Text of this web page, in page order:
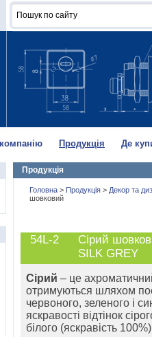
Продукція Де
Продукція
Головна > Продукція > Декор та
шовковий
54L-2
Сірий
SILK GREY
Сірий – це
отримуються шляхом
червоного, зеленого і
яскравості відтінок
білого (яскравість